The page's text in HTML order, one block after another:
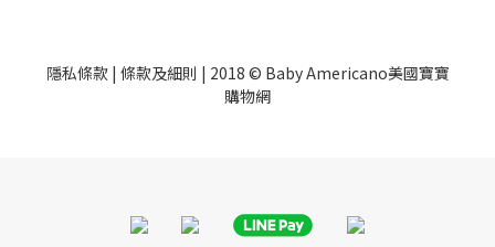
隱私條款| 條款及細則 | 2018 © Baby Americano美國寶寶
購物網